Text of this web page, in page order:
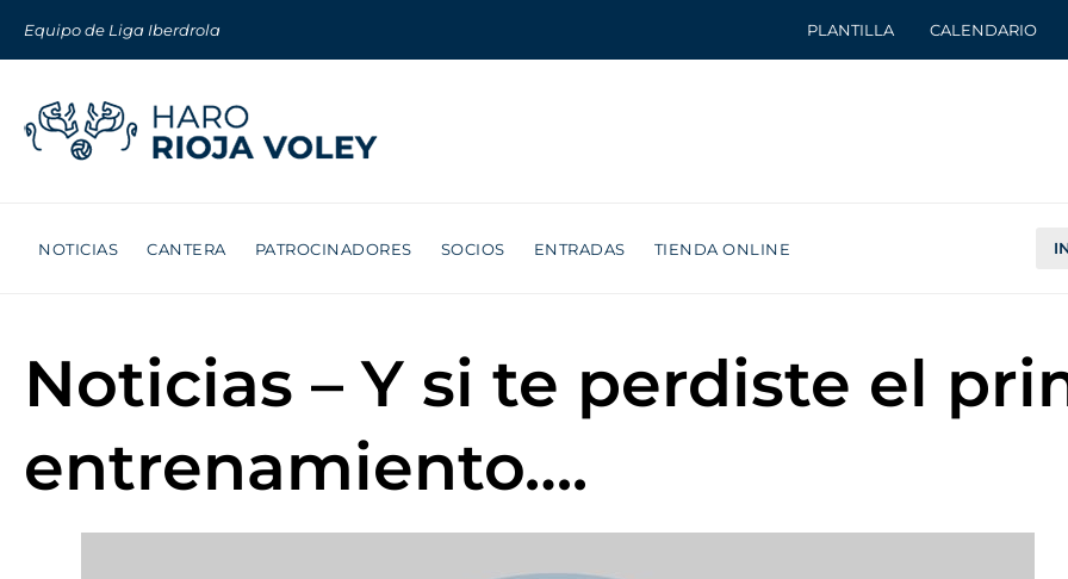
Equipo de Liga Iberdrola PLANTILLA CALENDARIO
NOTICIAS CANTERA PATROCINADORES SOCIOS ENTRADAS TIENDA ONLINE
Noticias – Y si te perdiste el
entrenamiento….